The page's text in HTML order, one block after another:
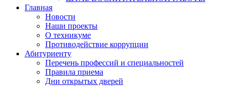
Главная
Новости
Наши проекты
О техникуме
Противодействие коррупции
Абитуриенту
Перечень профессий и специальностей
Правила приема
Дни открытых дверей